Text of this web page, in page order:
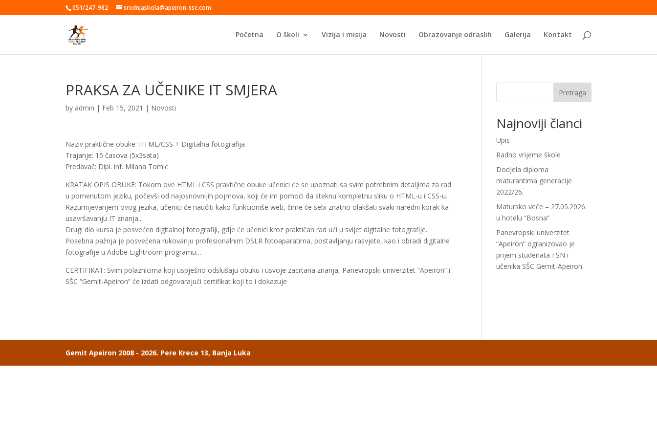
051/247-982 srednjaskola@apeiron-ssc.com
Početna O školi Vizija i misija Novosti Obrazovanje odraslih Galerija Kontakt
PRAKSA ZA UČENIKE IT SMJERA
by admin | Feb 15, 2021 | Novosti
Naziv praktične obuke: HTML/CSS + Digitalna fotografija
Trajanje: 15 časova (5x3sata)
Predavač: Dipl. inf. Milana Tomić
KRATAK OPIS OBUKE: Tokom ove HTML i CSS praktične obuke učenici će se upoznati sa svim potrebnim detaljima za rad
u pomenutom jeziku, počevši od najosnovnijih pojmova, koji će im pomoći da steknu kompletnu sliku o HTML-u i CSS-u.
Razumijevanjem ovog jezika, učenici će naučiti kako funkcioniše web, čime će sebi znatno olakšati svaki naredni korak ka
usavršavanju IT znanja..
Drugi dio kursa je posvećen digitalnoj fotografiji, gdje će učenici kroz praktičan rad ući u svijet digitalne fotografije.
Posebna pažnja je posvećena rukovanju profesionalnim DSLR fotoaparatima, postavljanju rasvjete, kao i obradi digitalne
fotografije u Adobe Lightroom programu…
CERTIFIKAT: Svim polaznicima koji uspješno odslušaju obuku i usvoje zacrtana znanja, Panevropski univerzitet “Apeiron” i
SŠC “Gemit-Apeiron” će izdati odgovarajući certifikat koji to i dokazuje
Pretraga
Najnoviji članci
Upis
Radno vrijeme škole
Dodjela diploma
maturantima generacije
2022/26.
Matursko veče – 27.05.2026.
u hotelu “Bosna”
Panevropski univerzitet
“Apeiron” ogranizovao je
prijem studenata FSN i
učenika SŠC Gemit-Apeiron.
Gemit Apeiron 2008 - 2026. Pere Krece 13, Banja Luka